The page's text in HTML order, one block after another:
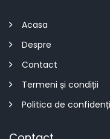
Acasa
Despre
Contact
Termeni și condiții
Politica de